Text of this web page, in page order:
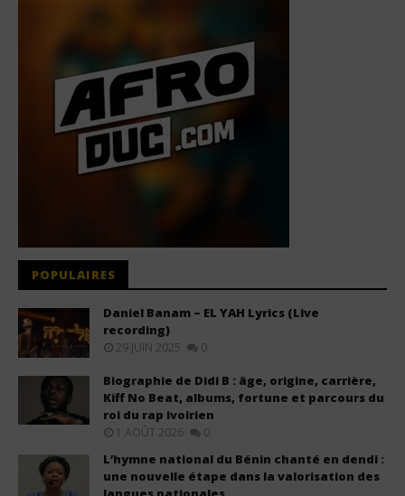
POPULAIRES
Daniel Banam – EL YAH Lyrics (Live
recording)
29 JUIN 2025 0
Biographie de Didi B : âge, origine, carrière,
Kiff No Beat, albums, fortune et parcours du
roi du rap ivoirien
1 AOÛT 2026 0
L’hymne national du Bénin chanté en dendi :
une nouvelle étape dans la valorisation des